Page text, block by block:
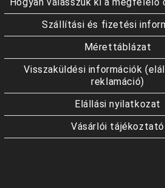
Szállítási és fizetési
Mérettáblázat
Visszaküldési információk
reklamáció)
Elállási nyilatkozat
Vásárlói tájékoztató